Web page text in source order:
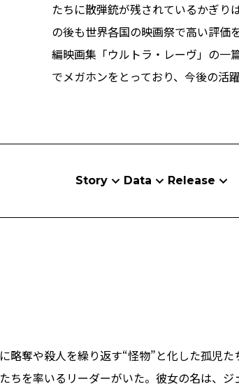
たちに散弾銃が残されているかぎり
の後も世界各国の映画祭で高い評価
編映画集「ウルトラ・レーヴ」の一
でメガホンをとっており、今後の活
Story Data Release
略奪や殺人を繰り返す“怪物”と化した孤児
ちを率いるリーダーがいた。彼女の名は、